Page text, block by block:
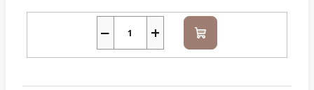
+
− Do
košíku